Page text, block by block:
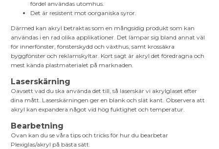
fördel användas utomhus.
Det är resistent mot oorganiska syror.
Därmed kan akryl betraktas som en mångsidig produkt som kan
användas i en rad olika applikationer. Det lämpar sig bland annat väl
för innerfönster, fönsterskydd och växthus, samt krossäkra
byggfönster och reklamskyltar. Kort sagt är akryl det föredragna och
mest kända plastmaterialet på marknaden.
Laserskärning
Oavsett vad du ska använda det till, så laserskär vi akrylglaset efter
dina mått. Laserskärningen ger en blank och slät kant. Observera att
akryl kan expandera något vid hög fuktighet och temperatur.
Bearbetning
Ovan kan du se våra tips och tricks för hur du bearbetar
Plexiglas/akryl på bästa sätt.